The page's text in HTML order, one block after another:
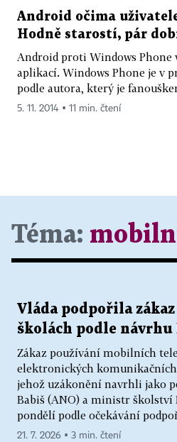
Android očima
Hodně starostí, pár
Android proti Windows Phone
aplikací. Windows Phone je v
podle autora, který je
5. 11. 2014 ▪ 11 min. čtení
Téma:
Vláda podpořila
školách podle návrhu
Zákaz používání mobilních
elektronických
jehož uzákonění navrhli jako
Babiš (ANO) a ministr školství
pondělí podle očekávání
21. 7. 2026 ▪ 3 min. čtení